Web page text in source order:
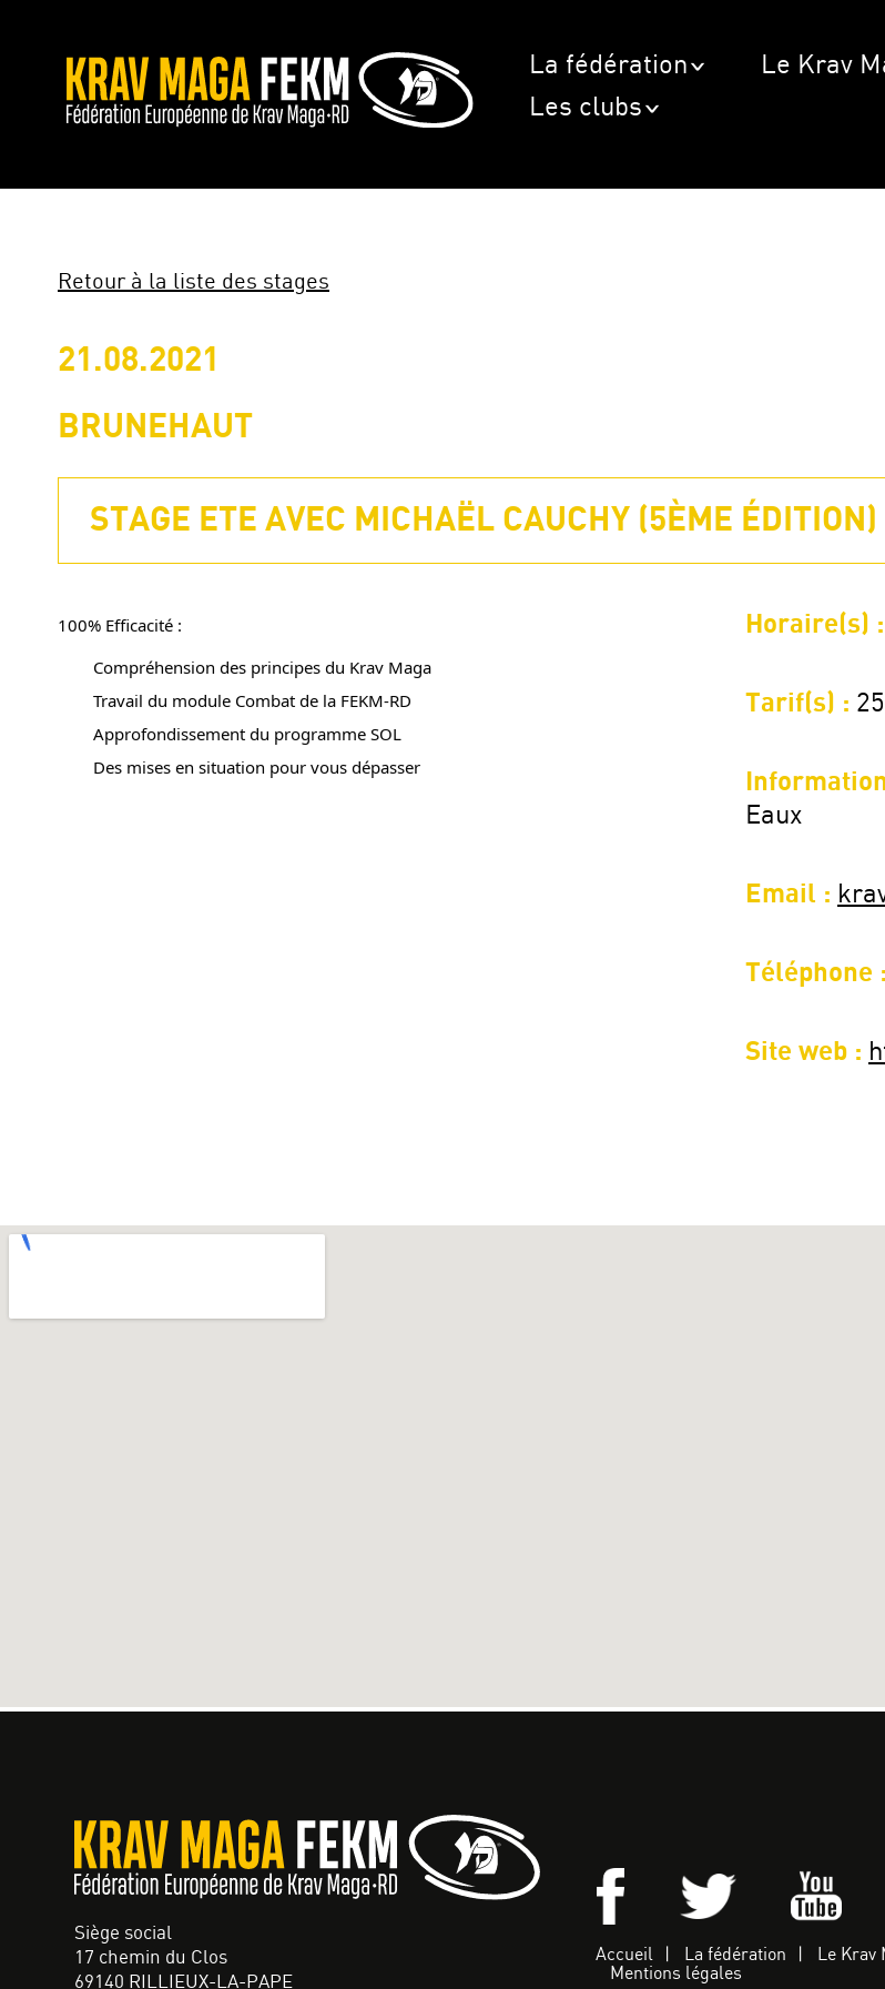
La fédération
Le Krav
Les clubs
Retour à la liste des stages
21.08.2021
BRUNEHAUT
STAGE ETE AVEC MICHAËL CAUCHY (5ÈME ÉDITION)
100% Efficacité :
Compréhension des principes du Krav Maga
Travail du module Combat de la FEKM-RD
Approfondissement du programme SOL
Des mises en situation pour vous dépasser
Horaire(s) :
Tarif(s) :
Eaux
Email :
Téléphone :
Site web :
Siège social
17 chemin du Clos
69140 RILLIEUX-LA-PAPE
Accueil La fédération Le Krav
Mentions légales